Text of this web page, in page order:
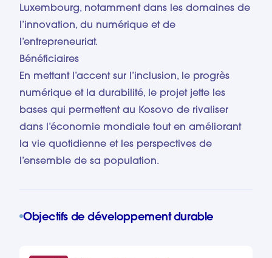
Luxembourg, notamment dans les domaines de
l’innovation, du numérique et de
l’entrepreneuriat.
Bénéficiaires
En mettant l’accent sur l’inclusion, le progrès
numérique et la durabilité, le projet jette les
bases qui permettent au Kosovo de rivaliser
dans l’économie mondiale tout en améliorant
la vie quotidienne et les perspectives de
l’ensemble de sa population.
Objectifs de développement durable